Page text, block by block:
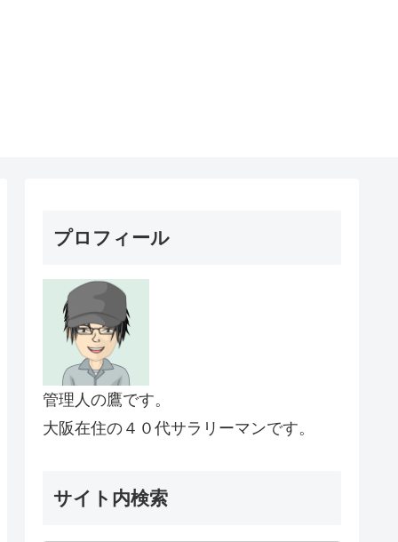
プロフィール
管理人の鷹です。
大阪在住の４０代サラリーマンです。
サイト内検索